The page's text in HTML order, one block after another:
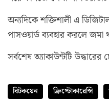
অন্যদিকে শক্তিশালী এ
পাসওয়ার্ড ব্যবহার করলে জমা
সর্বশেষ অ্যাকাউন্টটি উদ্ধারের
বিটকয়েন ক্রিপ্টোকারেন্সি